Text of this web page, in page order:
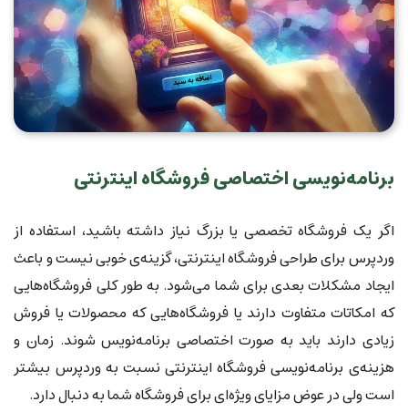
برنامه‌نویسی اختصاصی فروشگاه اینترنتی
اگر یک فروشگاه تخصصی یا بزرگ نیاز داشته باشید، استفاده از
وردپرس برای طراحی فروشگاه اینترنتی، گزینه‌ی خوبی نیست و باعث
ایجاد مشکلات بعدی برای شما می‌شود. به طور کلی فروشگاه‌هایی
که امکاتات متفاوت دارند یا فروشگاه‌هایی که محصولات یا فروش
زیادی دارند باید به صورت اختصاصی برنامه‌نویس شوند. زمان و
هزینه‌ی برنامه‌نویسی فروشگاه اینترنتی نسبت به وردپرس بیشتر
است ولی در عوض مزایای ویژه‌ای برای فروشگاه شما به دنبال دارد.